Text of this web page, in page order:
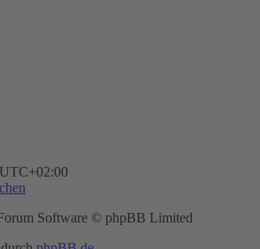
UTC+02:00
Software © phpBB Limited